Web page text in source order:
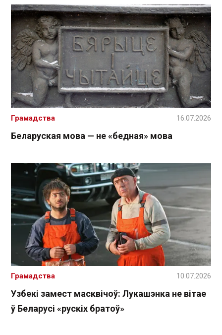
Беларуская мова — не «бедная» мова
Грамадства 16.07.2026
Узбекі замест масквічоў: Лукашэнка не вітае
ў Беларусі «рускіх братоў»
Грамадства 10.07.2026